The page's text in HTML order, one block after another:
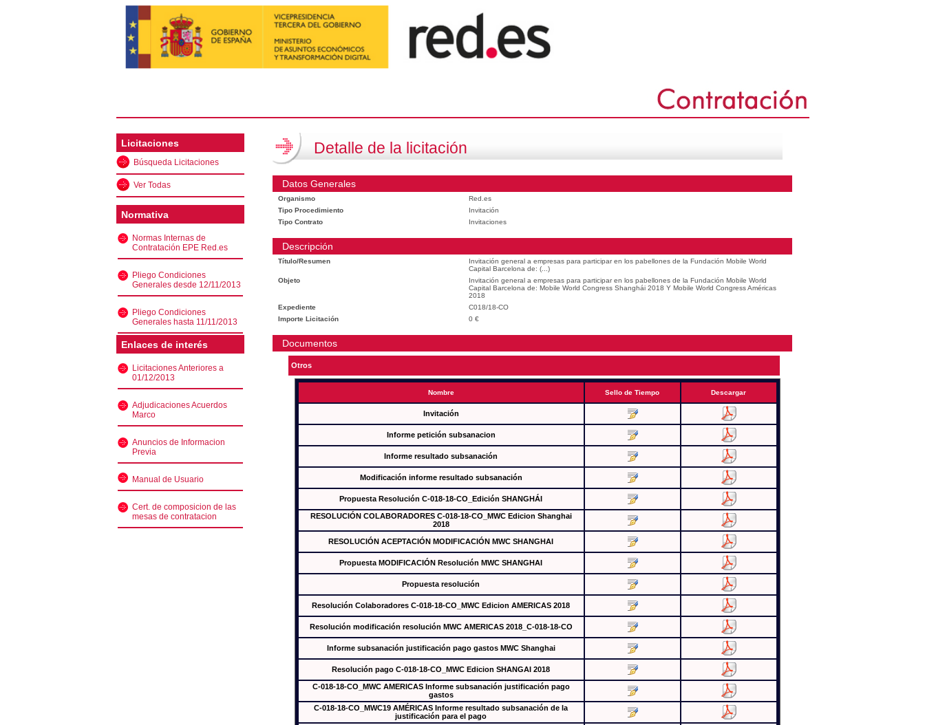
Licitaciones
Búsqueda Licitaciones
Ver Todas
Normativa
Normas Internas de
Contratación EPE Red.es
Pliego Condiciones
Generales desde 12/11/2013
Pliego Condiciones
Generales hasta 11/11/2013
Enlaces de interés
Licitaciones Anteriores a
01/12/2013
Adjudicaciones Acuerdos
Marco
Anuncios de Informacion
Previa
Manual de Usuario
Cert. de composicion de las
mesas de contratacion
Detalle de la licitación
Datos Generales
Organismo
Red.es
Tipo Procedimiento
Invitación
Tipo Contrato
Invitaciones
Descripción
Título/Resumen
Invitación general a empresas para participar en los pabellones de la Fundación Mobile World
Capital Barcelona de: (...)
Objeto
Invitación general a empresas para participar en los pabellones de la Fundación Mobile World
Capital Barcelona de: Mobile World Congress Shanghái 2018 Y Mobile World Congress Américas
2018
Expediente
C018/18-CO
Importe Licitación
0 €
Documentos
Otros
Nombre Sello de Tiempo Descargar
Invitación
Informe petición subsanacion
Informe resultado subsanación
Modificación informe resultado subsanación
Propuesta Resolución C-018-18-CO_Edición SHANGHÁI
RESOLUCIÓN COLABORADORES C-018-18-CO_MWC Edicion Shanghai
2018
RESOLUCIÓN ACEPTACIÓN MODIFICACIÓN MWC SHANGHAI
Propuesta MODIFICACIÓN Resolución MWC SHANGHAI
Propuesta resolución
Resolución Colaboradores C-018-18-CO_MWC Edicion AMERICAS 2018
Resolución modificación resolución MWC AMERICAS 2018_C-018-18-CO
Informe subsanación justificación pago gastos MWC Shanghai
Resolución pago C-018-18-CO_MWC Edicion SHANGAI 2018
C-018-18-CO_MWC AMERICAS Informe subsanación justificación pago
gastos
C-018-18-CO_MWC19 AMÉRICAS Informe resultado subsanación de la
justificación para el pago